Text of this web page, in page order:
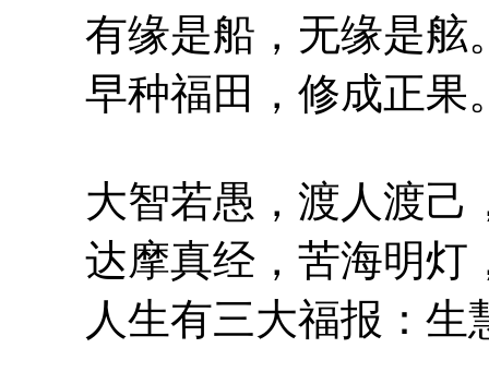
有缘是船，无缘是舷
早种福田，修成正果
大智若愚，渡人渡己
达摩真经，苦海明灯
人生有三大福报：生